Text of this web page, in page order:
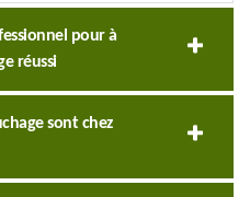
pour à
réussi
sont chez